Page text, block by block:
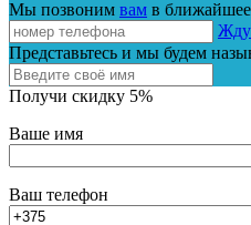
Мы позвоним вам в
Жду
Представьтесь и мы будем
Получи скидку 5%
Ваше имя
Ваш телефон